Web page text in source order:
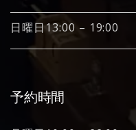
日曜日13:00 – 19:00
予約時間